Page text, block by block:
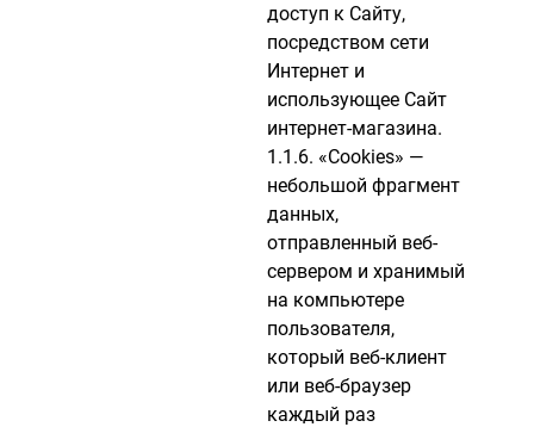
доступ к Сайту,
посредством сети
Интернет и
использующее Сайт
интернет-магазина.
1.1.6. «Cookies» —
небольшой фрагмент
данных,
отправленный веб-
сервером и хранимый
на компьютере
пользователя,
который веб-клиент
или веб-браузер
каждый раз